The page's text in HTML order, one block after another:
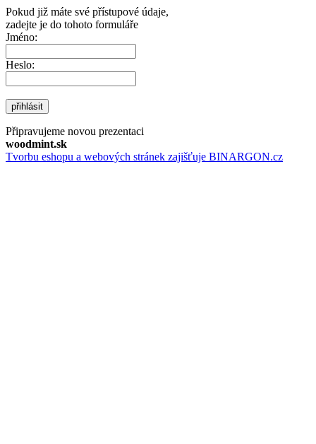
Pokud již máte své přístupové údaje,
zadejte je do tohoto formuláře
Jméno:
Heslo:
přihlásit
Připravujeme novou prezentaci
woodmint.sk
Tvorbu eshopu a webových stránek zajišťuje BINARGON.cz